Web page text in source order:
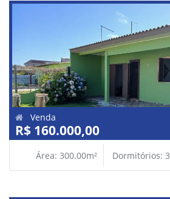
Venda
R$ 160.000,00
Área: 300.00m² Dormitórios: 3